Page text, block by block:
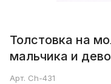
Толстовка на
мальчика и
Арт. Ch-431